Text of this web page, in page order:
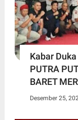
Kabar
PUTRA
BARET
Desember 25,